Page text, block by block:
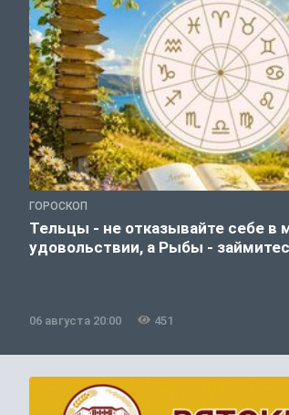
ГОРОСКОП
Тельцы - не отказывайте себе в
удовольствии, а Рыбы -
06 августа 20:00 451